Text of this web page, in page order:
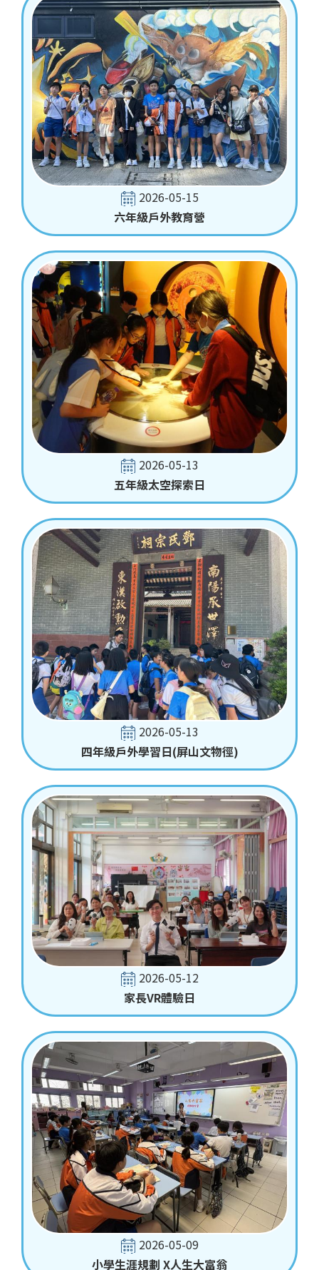
2026-05-15
六年級戶外教育營
2026-05-13
五年級太空探索日
2026-05-13
四年級戶外學習日(屏山文物徑)
2026-05-12
家長VR體驗日
2026-05-09
小學生涯規劃 X人生大富翁